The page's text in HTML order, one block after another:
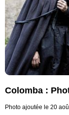
Colomba :
Photo ajoutée le 20